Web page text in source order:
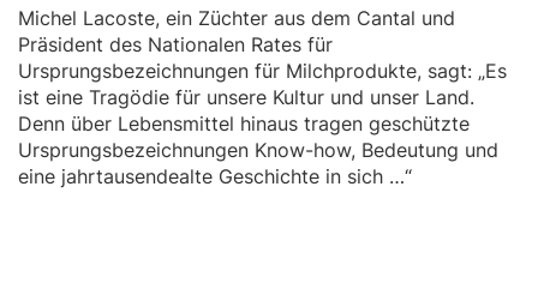
Michel Lacoste, ein Züchter aus dem Cantal und
Präsident des Nationalen Rates für
Ursprungsbezeichnungen für Milchprodukte, sagt: „Es
ist eine Tragödie für unsere Kultur und unser Land.
Denn über Lebensmittel hinaus tragen geschützte
Ursprungsbezeichnungen Know-how, Bedeutung und
eine jahrtausendealte Geschichte in sich …“